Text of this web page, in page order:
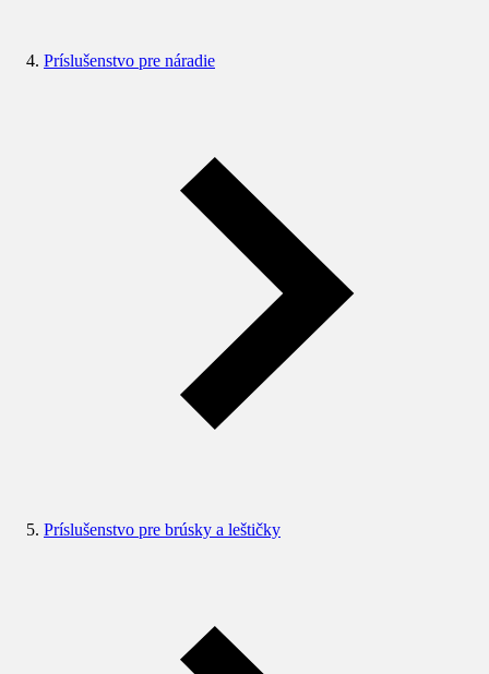
Príslušenstvo pre náradie
Príslušenstvo pre brúsky a leštičky